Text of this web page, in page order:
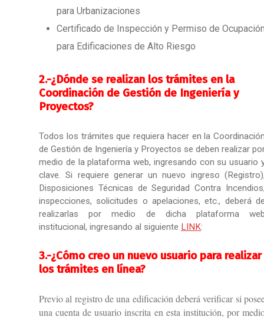
para Urbanizaciones
Certificado de Inspección y Permiso de
para Edificaciones de Alto Riesgo
2.-¿Dónde se realizan los trámites en la
Coordinación de Gestión de Ingeniería y
Proyectos?
Todos los trámites que requiera hacer en la
de Gestión de Ingeniería y Proyectos se deben realizar
medio de la plataforma web, ingresando con su usuario
clave. Si requiere generar un nuevo ingreso
Disposiciones Técnicas de Seguridad Contra
inspecciones, solicitudes o apelaciones, etc., deberá
realizarlas por medio de dicha plataforma
institucional, ingresando al siguiente LINK:
3.-¿Cómo creo un nuevo usuario para realizar
los trámites en línea?
Previo al registro de una edificación deberá verificar si
una cuenta de usuario inscrita en esta institución, por